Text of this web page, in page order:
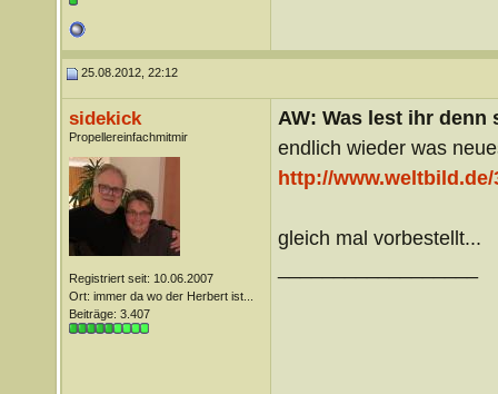
25.08.2012, 22:12
sidekick
Propellereinfachmitmir
Registriert seit: 10.06.2007
Ort: immer da wo der Herbert ist...
Beiträge: 3.407
AW: Was lest ihr denn
endlich wieder was
http://
gleich mal vorbestellt...